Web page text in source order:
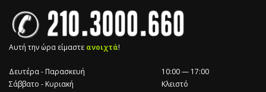
Αυτή την ώρα είμαστε ανοιχτά!
Δευτέρα - Παρασκευή
10:00 — 17:00
Σάββατο - Κυριακή
Κλειστό